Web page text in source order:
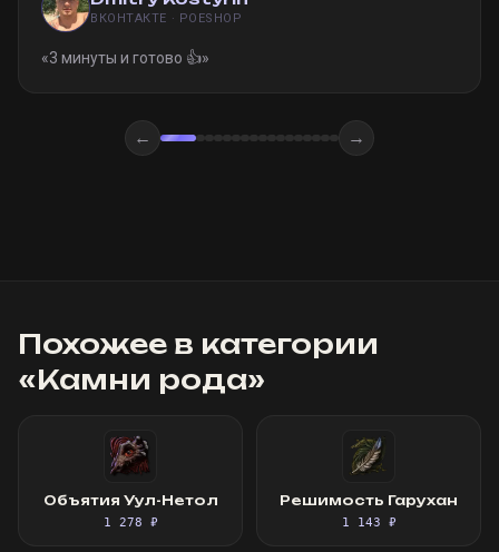
ВКОНТАКТЕ · POESHOP
«3 минуты и готово 👍»
← →
Похожее в категории
«Камни рода»
Объятия Уул-Нетол
1 278 ₽
Решимость Гарухан
1 143 ₽